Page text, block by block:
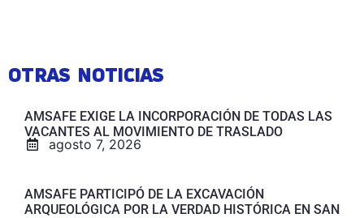
OTRAS NOTICIAS
AMSAFE EXIGE LA INCORPORACIÓN DE TODAS LAS
VACANTES AL MOVIMIENTO DE TRASLADO
agosto 7, 2026
AMSAFE PARTICIPÓ DE LA EXCAVACIÓN
ARQUEOLÓGICA POR LA VERDAD HISTÓRICA EN SAN